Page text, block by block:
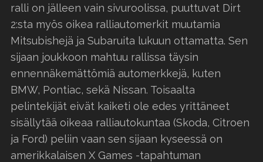
ralli on jälleen vain sivuroolissa, puuttuvat Dirt
2:sta myös oikea ralliautomerkit muutamia
Mitsubishejä ja Subaruita lukuun ottamatta. Sen
sijaan joukkoon mahtuu rallissa täysin
ennennäkemättömiä automerkkejä, kuten
BMW, Pontiac, sekä Nissan. Toisaalta
pelintekijät eivät kaiketi ole edes yrittäneet
sisällytää oikeaa ralliautokuntaa (Skoda, Citroen
ja Ford) peliin vaan sen sijaan kyseessä on
amerikkalaisen X Games -tapahtuman